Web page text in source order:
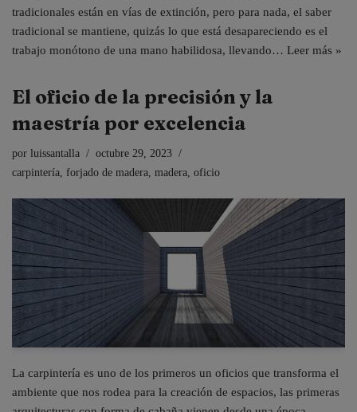
tradicionales están en vías de extinción, pero para nada, el saber
tradicional se mantiene, quizás lo que está desapareciendo es el
trabajo monótono de una mano habilidosa, llevando… Leer más »
El oficio de la precisión y la
maestría por excelencia
por luissantalla
octubre 29, 2023
carpintería forjado de madera madera oficio
La carpintería es uno de los primeros un oficios que transforma el
ambiente que nos rodea para la creación de espacios, las primeras